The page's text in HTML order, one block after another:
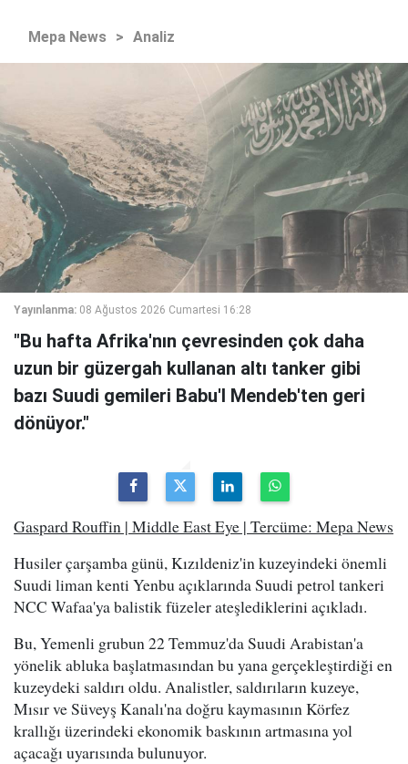
Mepa News > Analiz
Yayınlanma: 08 Ağustos 2026 Cumartesi 16:28
"Bu hafta Afrika'nın çevresinden çok daha
uzun bir güzergah kullanan altı tanker gibi
bazı Suudi gemileri Babu'l Mendeb'ten geri
dönüyor."
Gaspard Rouffin | Middle East Eye | Tercüme: Mepa News
Husiler çarşamba günü, Kızıldeniz'in kuzeyindeki önemli
Suudi liman kenti Yenbu açıklarında Suudi petrol tankeri
NCC Wafaa'ya balistik füzeler ateşlediklerini açıkladı.
Bu, Yemenli grubun 22 Temmuz'da Suudi Arabistan'a
yönelik abluka başlatmasından bu yana gerçekleştirdiği en
kuzeydeki saldırı oldu. Analistler, saldırıların kuzeye,
Mısır ve Süveyş Kanalı'na doğru kaymasının Körfez
krallığı üzerindeki ekonomik baskının artmasına yol
açacağı uyarısında bulunuyor.